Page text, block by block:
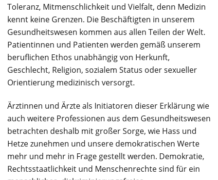
Toleranz, Mitmenschlichkeit und Vielfalt, denn Medizin
kennt keine Grenzen. Die Beschäftigten in unserem
Gesundheitswesen kommen aus allen Teilen der Welt.
Patientinnen und Patienten werden gemäß unserem
beruflichen Ethos unabhängig von Herkunft,
Geschlecht, Religion, sozialem Status oder sexueller
Orientierung medizinisch versorgt.
Ärztinnen und Ärzte als Initiatoren dieser Erklärung wie
auch weitere Professionen aus dem Gesundheitswesen
betrachten deshalb mit großer Sorge, wie Hass und
Hetze zunehmen und unsere demokratischen Werte
mehr und mehr in Frage gestellt werden. Demokratie,
Rechtsstaatlichkeit und Menschenrechte sind für ein